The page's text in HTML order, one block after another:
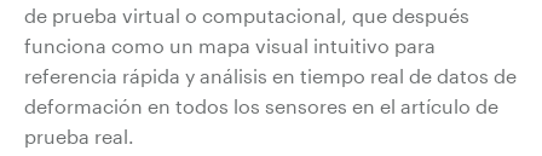
de prueba virtual o computacional, que después
funciona como un mapa visual intuitivo para
referencia rápida y análisis en tiempo real de datos de
deformación en todos los sensores en el artículo de
prueba real.